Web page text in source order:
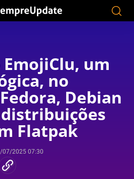
um
no
Debian
Flatpak
07/2025 07:30